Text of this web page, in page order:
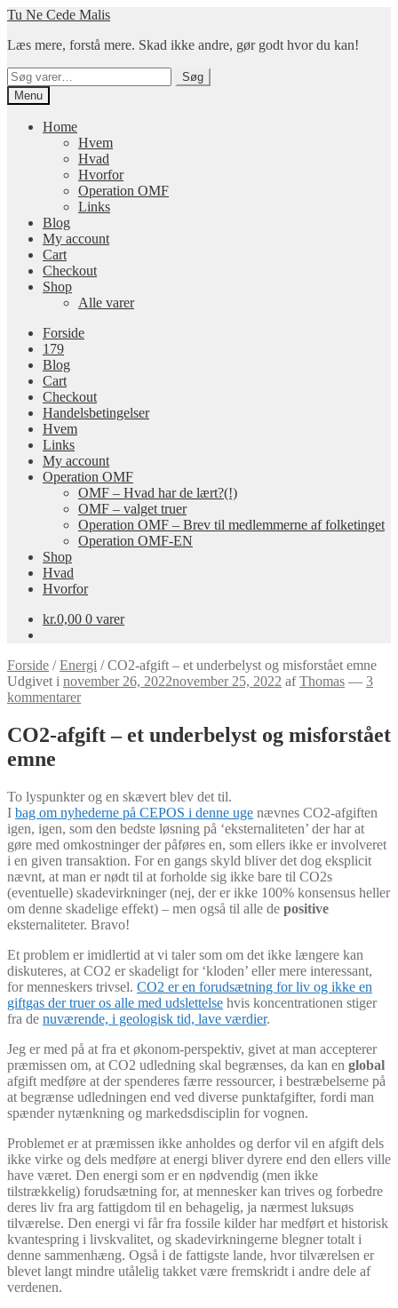
Spring
navigation
Spring
indhold
Tu Ne Cede Malis
Læs mere, forstå mere. Skad ikke andre, gør godt hvor du kan!
Søg
efter:
Søg
Menu
Home
Hvem
Hvad
Hvorfor
Operation OMF
Links
Blog
My account
Cart
Checkout
Shop
Alle varer
Forside
179
Blog
Cart
Checkout
Handelsbetingelser
Hvem
Links
My account
Operation OMF
OMF – Hvad har de lært?(!)
OMF – valget truer
Operation OMF – Brev til medlemmerne af folketinget
Operation OMF-EN
Shop
Hvad
Hvorfor
kr.0,00 0 varer
Forside /Energi /CO2-afgift – et underbelyst og misforstået emne
Udgivet i november 26, 2022november 25, 2022 afThomas — 3
kommentarer
CO2-afgift – et underbelyst og misforstået
emne
To lyspunkter og en skævert blev det til.
I bag om nyhederne på CEPOS i denne uge nævnes CO2-afgiften
igen, igen, som den bedste løsning på ‘eksternaliteten’ der har at
gøre med omkostninger der påføres en, som ellers ikke er involveret
i en given transaktion. For en gangs skyld bliver det dog eksplicit
nævnt, at man er nødt til at forholde sig ikke bare til CO2s
(eventuelle) skadevirkninger (nej, der er ikke 100% konsensus heller
om denne skadelige effekt) – men også til alle de positive
eksternaliteter. Bravo!
Et problem er imidlertid at vi taler som om det ikke længere kan
diskuteres, at CO2 er skadeligt for ‘kloden’ eller mere interessant,
for menneskers trivsel. CO2 er en forudsætning for liv og ikke en
giftgas der truer os alle med udslettelse hvis koncentrationen stiger
fra de nuværende, i geologisk tid, lave værdier.
Jeg er med på at fra et økonom-perspektiv, givet at man accepterer
præmissen om, at CO2 udledning skal begrænses, da kan en global
afgift medføre at der spenderes færre ressourcer, i bestræbelserne på
at begrænse udledningen end ved diverse punktafgifter, fordi man
spænder nytænkning og markedsdisciplin for vognen.
Problemet er at præmissen ikke anholdes og derfor vil en afgift dels
ikke virke og dels medføre at energi bliver dyrere end den ellers ville
have været. Den energi som er en nødvendig (men ikke
tilstrækkelig) forudsætning for, at mennesker kan trives og forbedre
deres liv fra arg fattigdom til en behagelig, ja nærmest luksuøs
tilværelse. Den energi vi får fra fossile kilder har medført et historisk
kvantespring i livskvalitet, og skadevirkningerne blegner totalt i
denne sammenhæng. Også i de fattigste lande, hvor tilværelsen er
blevet langt mindre utålelig takket være fremskridt i andre dele af
verdenen.